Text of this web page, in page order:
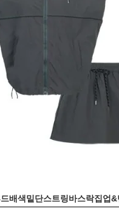
배색밑단스트링바스락집업